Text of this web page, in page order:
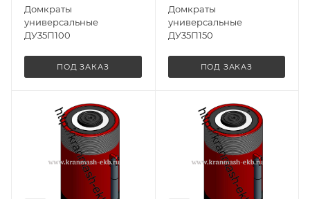
Домкраты
универсальные
ДУ35П100
ПОД ЗАКАЗ
Домкраты
универсальные
ДУ35П150
ПОД ЗАКАЗ